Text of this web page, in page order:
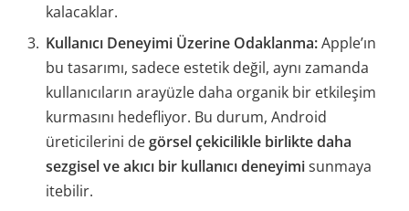
kalacaklar.
Kullanıcı Deneyimi Üzerine Odaklanma:Apple’ın
bu tasarımı, sadece estetik değil, aynı zamanda
kullanıcıların arayüzle daha organik bir etkileşim
kurmasını hedefliyor. Bu durum, Android
üreticilerini degörsel çekicilikle birlikte daha
sezgisel ve akıcı bir kullanıcı deneyimisunmaya
itebilir.